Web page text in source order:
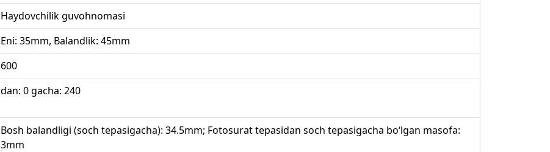
Haydovchilik guvohnomasi
Eni: 35mm, Balandlik: 45mm
600
dan: 0 gacha: 240
Bosh balandligi (soch tepasigacha): 34.5mm; Fotosurat tepasidan soch tepasigacha bo‘lgan masofa:
3mm